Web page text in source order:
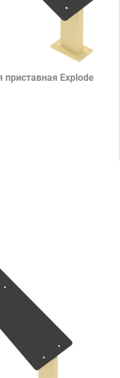
приставная Explode